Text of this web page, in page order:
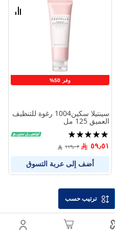
ترتيب حسب
وفر 50%
قارن
سينتيلا سكين1004 رغوة للتنظيف
العميق 125 مل
تقييم:
100%
٥٩٫٥١ ١١٩٫٠٢
أضف إلى عربة التسوق